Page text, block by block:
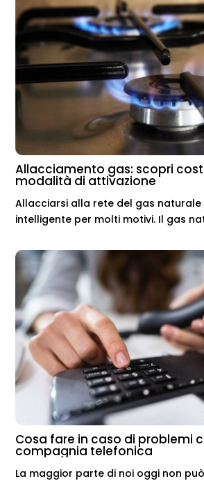
Allacciamento gas: scopri
modalità di attivazione
Allacciarsi alla rete del gas naturale
intelligente per molti motivi. Il gas
Cosa fare in caso di problemi
compagnia telefonica
La maggior parte di noi oggi non